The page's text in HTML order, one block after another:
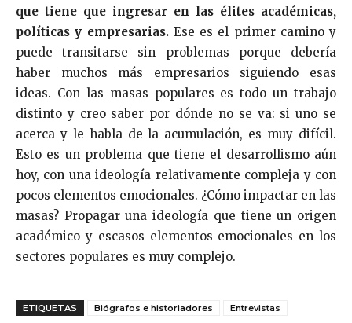
que tiene que ingresar en las élites académicas,
políticas y empresarias.Ese es el primer camino y
puede transitarse sin problemas porque debería
haber muchos más empresarios siguiendo esas
ideas. Con las masas populares es todo un trabajo
distinto y creo saber por dónde no se va: si uno se
acerca y le habla de la acumulación, es muy difícil.
Esto es un problema que tiene el desarrollismo aún
hoy, con una ideología relativamente compleja y con
pocos elementos emocionales. ¿Cómo impactar en las
masas? Propagar una ideología que tiene un origen
académico y escasos elementos emocionales en los
sectores populares es muy complejo.
ETIQUETAS Biógrafos e historiadores Entrevistas